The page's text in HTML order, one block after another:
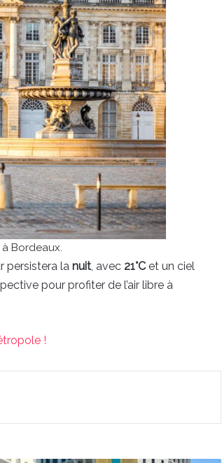
Bordeaux.
persistera la nuit, avec 21°Cet un ciel
pour profiter de l’air libre à
!